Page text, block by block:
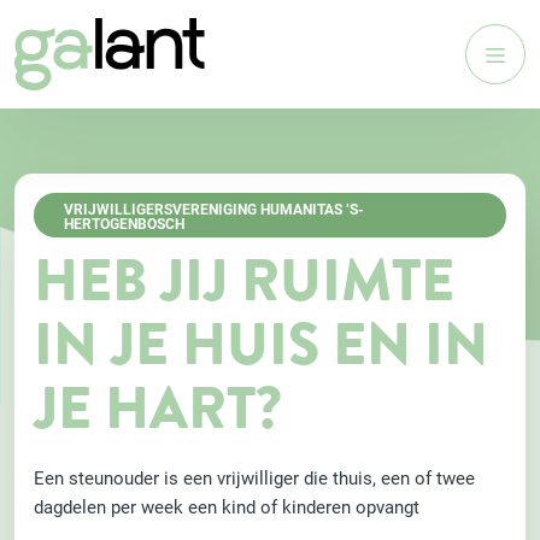
VRIJWILLIGERSVERENIGING HUMANITAS ’S-
HERTOGENBOSCH
HEB JIJ RUIMTE
IN JE HUIS EN IN
JE HART?
Een steunouder is een vrijwilliger die thuis, een of twee
dagdelen per week een kind of kinderen opvangt